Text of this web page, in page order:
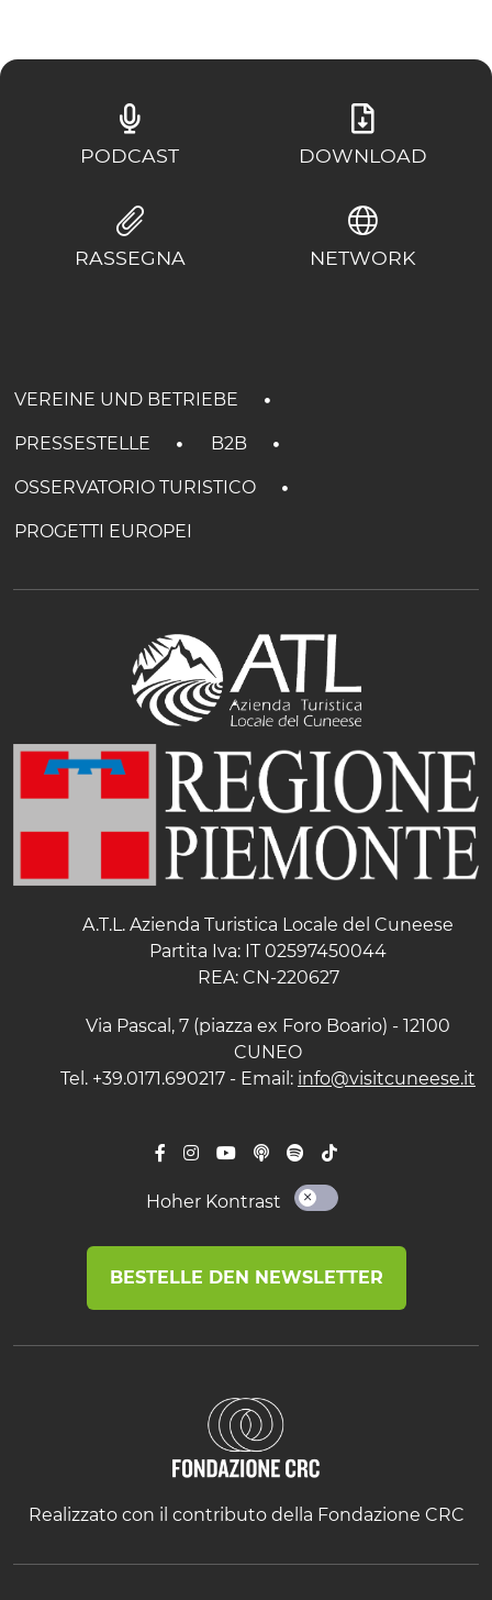
PODCAST DOWNLOAD
RASSEGNA NETWORK
VEREINE UND BETRIEBE
PRESSESTELLE B2B
OSSERVATORIO TURISTICO
PROGETTI EUROPEI
A.T.L. Azienda Turistica Locale del Cuneese
Partita Iva: IT 02597450044
REA: CN-220627
Via Pascal, 7 (piazza ex Foro Boario) - 12100
CUNEO
Tel. +39.0171.690217 - Email: info@visitcuneese.it
Hoher Kontrast
BESTELLE DEN NEWSLETTER
Realizzato con il contributo della Fondazione CRC